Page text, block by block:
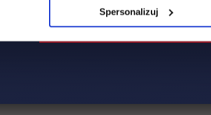
Spersonalizuj